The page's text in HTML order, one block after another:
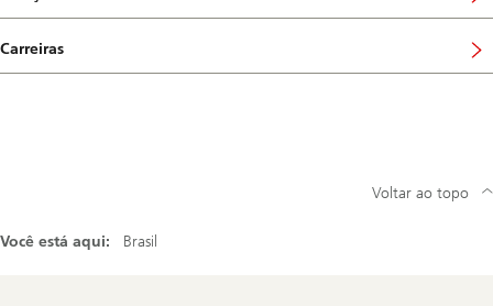
Carreiras
Você está aqui: Brasil
Voltar ao topo